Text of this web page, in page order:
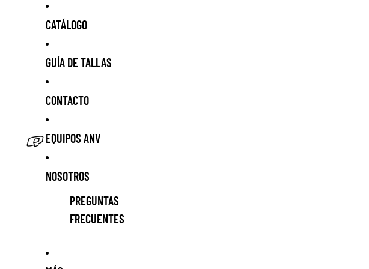
CATÁLOGO
GUÍA DE TALLAS
CONTACTO
EQUIPOS ANV
NOSOTROS
PREGUNTAS
FRECUENTES